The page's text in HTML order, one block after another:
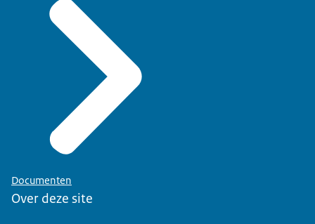
Documenten
Over deze site